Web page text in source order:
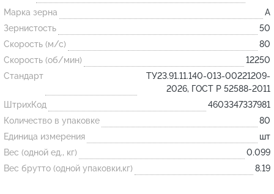
Огнеупорные
изделия
Скачать каталог
Муфель
Черпак
Шербер
Трубка
Марка зерна
A
Зернистость
50
Скорость (м/с)
80
Скорость (об/мин)
12250
Стандарт
ТУ23.91.11.140-013-00221209-
2026, ГОСТ Р 52588-2011
ШтрихКод
4603347337981
Количество в упаковке
80
Единица измерения
шт
Вес (одной ед., кг)
0.099
Вес брутто (одной упаковки,кг)
8.19